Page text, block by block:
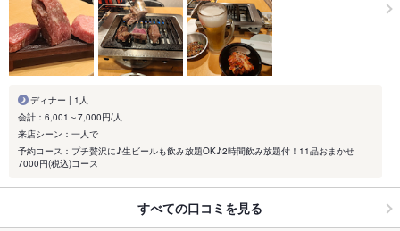
ディナー | 1人
会計：6,001～7,000円/人
来店シーン：一人で
予約コース：プチ贅沢に♪生ビールも飲み放題OK♪2時間飲み放題付！11品おまかせ
7000円(税込)コース
すべての口コミを見る